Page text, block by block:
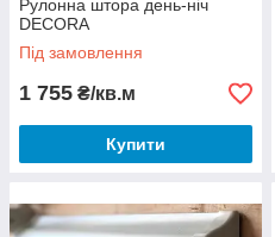
Рулонна штора день-ніч
DECORA
Під замовлення
1 755 ₴/кв.м
Купити